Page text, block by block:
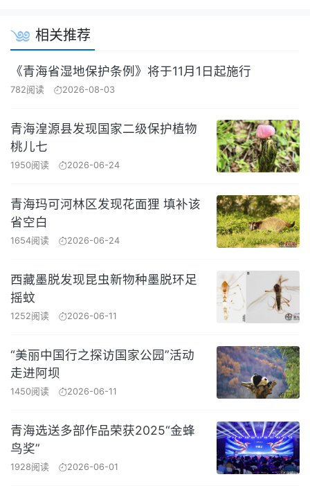
相关推荐
《青海省湿地保护条例》将于11月1日起施行
782阅读 2026-08-03
青海湟源县发现国家二级保护植物
桃儿七
1950阅读 2026-06-24
青海玛可河林区发现花面狸 填补该
省空白
1654阅读 2026-06-24
西藏墨脱发现昆虫新物种墨脱环足
摇蚊
1252阅读 2026-06-11
“美丽中国行之探访国家公园”活动
走进阿坝
1450阅读 2026-06-11
青海选送多部作品荣获2025“金蜂
鸟奖”
1928阅读 2026-06-01